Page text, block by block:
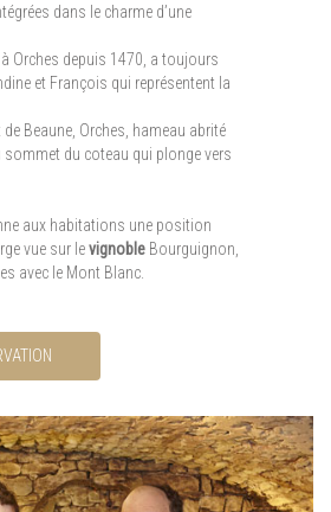
dans le charme d’une
Orches depuis 1470, a toujours
et François qui représentent la
Beaune, Orches, hameau abrité
du coteau qui plonge vers
aux habitations une position
vue sur levignoble Bourguignon,
avec le Mont Blanc.